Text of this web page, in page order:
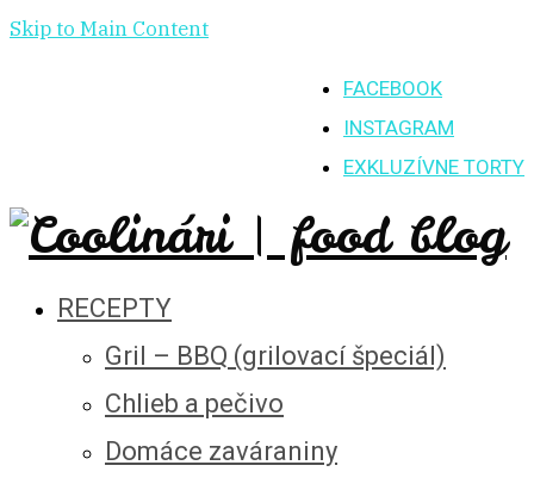
Skip to Main Content
FACEBOOK
INSTAGRAM
EXKLUZÍVNE TORTY
RECEPTY
Gril – BBQ (grilovací špeciál)
Chlieb a pečivo
Domáce zaváraniny